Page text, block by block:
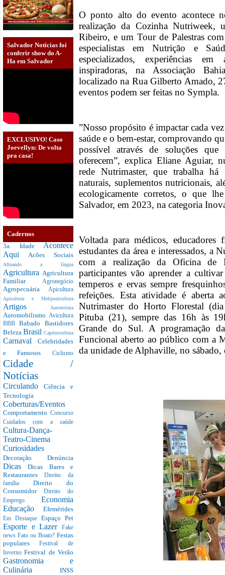
Salvador Notícias foi
conferir show do A-
Ha em Salvador
EXCLUSIVO! Caso
Joevellyn: De volta
pra casa!
Cadernos
3a. Idade Acontece
Aqui Acões Sociais
Afinando a língua
Agricultura Agricultura
Familiar Agronegócio
Agropecuária Apicultura
Apicultura e Meliponicultura
Artigos Autoestima
Automobilismo Avicultura
BBBBabado Bastidores
Beleza Brasil Caprinocultura
Carnaval Celebridades
e Famosos Ciclismo
Cidade /
Notícias
CirculandoCiência e
Tecnologia
Coberturas/Eventos
Comportamento Concurso
Cuidados com a saúde
Cultura-Dança-
Teatro-Cinema
Curiosidades
Decoração Denúncia
DicasDicas Bares e
RestaurantesDireito da
família Direito do
Consumidor Direito do
Emprego Economia
Educação Efemérides
Em Destaque Espaço Pet
Esporte e Lazer
Fake
news Fato ou Boato? Festas
popularesFestival de
InvernoFestival de Verão
Gastronomia e
Culinária INSS
O ponto alto do evento acontece
realização da Cozinha
Ribeiro, e um Tour de Palestras
especialistas em Nutrição e
especializados, experiências
inspiradoras, na Associação
localizado na Rua Gilberto Amado,
eventos podem ser feitas no Sympla.
”Nosso propósito é impactar cada
saúde e o bem-estar, comprovando
possível através de soluções que
oferecem”, explica Eliane Aguiar,
rede Nutrimaster, que trabalha
naturais, suplementos nutricionais,
ecologicamente corretos, o que
Salvador, em 2023, na categoria
Voltada para médicos, educadores
estudantes da área e interessados, a
com a realização da Oficina de
participantes vão aprender a
temperos e ervas sempre
refeições. Esta atividade é aberta
Nutrimaster do Horto Florestal
Pituba (21), sempre das 16h às
Grande do Sul. A programação
Funcional aberto ao público com a
da unidade de Alphaville, no